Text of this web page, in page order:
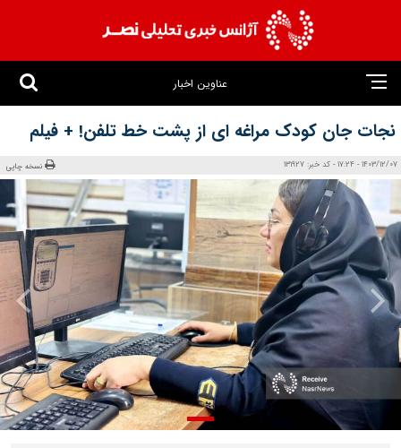
عناوین اخبار
نجات جان کودک مراغه‌ ای از پشت خط تلفن! + فیلم
1403/12/07 - 17:24 - کد خبر: 131927 نسخه چاپی